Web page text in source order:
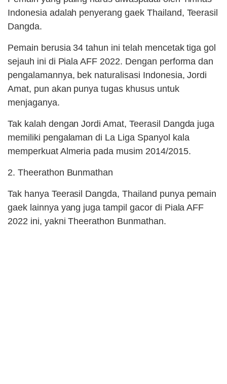
Indonesia adalah penyerang gaek Thailand, Teerasil
Dangda.
Pemain berusia 34 tahun ini telah mencetak tiga gol
sejauh ini di Piala AFF 2022. Dengan performa dan
pengalamannya, bek naturalisasi Indonesia, Jordi
Amat, pun akan punya tugas khusus untuk
menjaganya.
Tak kalah dengan Jordi Amat, Teerasil Dangda juga
memiliki pengalaman di La Liga Spanyol kala
memperkuat Almeria pada musim 2014/2015.
2. Theerathon Bunmathan
Tak hanya Teerasil Dangda, Thailand punya pemain
gaek lainnya yang juga tampil gacor di Piala AFF
2022 ini, yakni Theerathon Bunmathan.